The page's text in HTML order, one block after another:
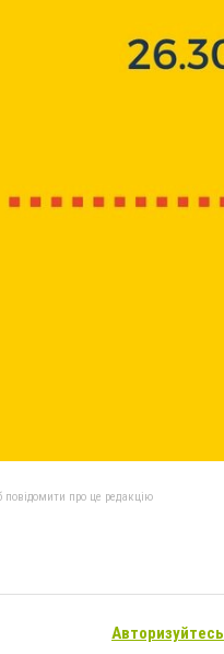
повідомити про це редакцію
Авторизуйтесь